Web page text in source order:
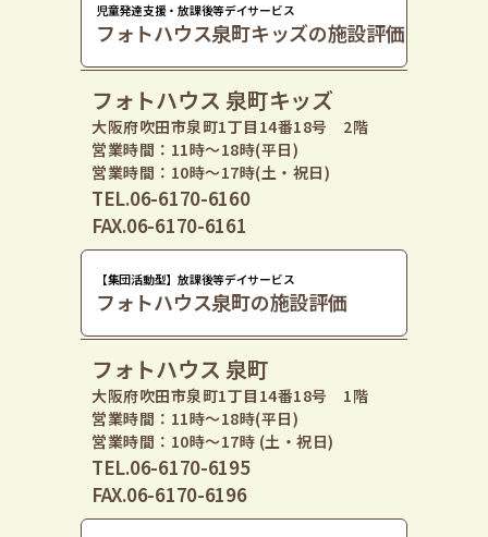
Plugin Helpdocumentation.
児童発達支援・放課後等デイサービス
フォトハウス泉町キッズの施設評価
フォトハウス 泉町キッズ
大阪府吹田市泉町1丁目14番18号 2階
営業時間：11時〜18時(平日)
営業時間：10時〜17時(土・祝日)
TEL.06-6170-6160
FAX.06-6170-6161
【集団活動型】放課後等デイサービス
フォトハウス泉町の施設評価
フォトハウス 泉町
大阪府吹田市泉町1丁目14番18号 1階
営業時間：11時〜18時(平日)
営業時間：10時〜17時 (土・祝日)
TEL.06-6170-6195
FAX.06-6170-6196